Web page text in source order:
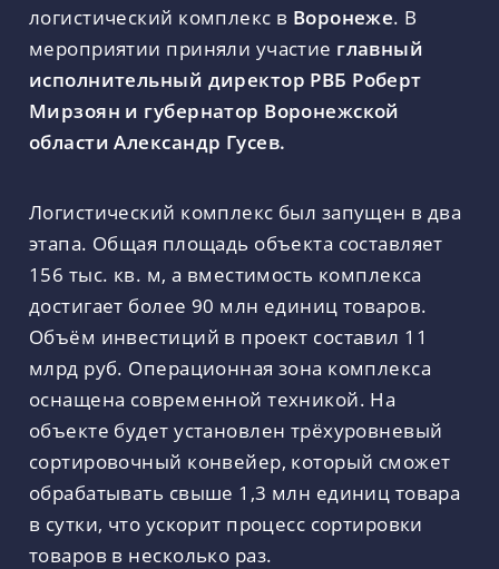
логистический комплекс в Воронеже. В
мероприятии приняли участие главный
исполнительный директор РВБ Роберт
Мирзоян и губернатор Воронежской
области Александр Гусев.
Логистический комплекс был запущен в два
этапа. Общая площадь объекта составляет
156 тыс. кв. м, а вместимость комплекса
достигает более 90 млн единиц товаров.
Объём инвестиций в проект составил 11
млрд руб. Операционная зона комплекса
оснащена современной техникой. На
объекте будет установлен трёхуровневый
сортировочный конвейер, который сможет
обрабатывать свыше 1,3 млн единиц товара
в сутки, что ускорит процесс сортировки
товаров в несколько раз.